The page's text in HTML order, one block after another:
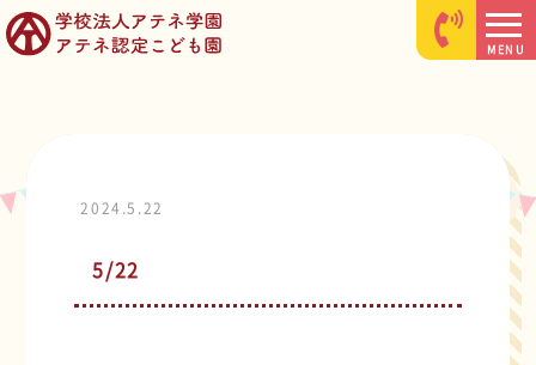
MENU
2024.5.22
5/22